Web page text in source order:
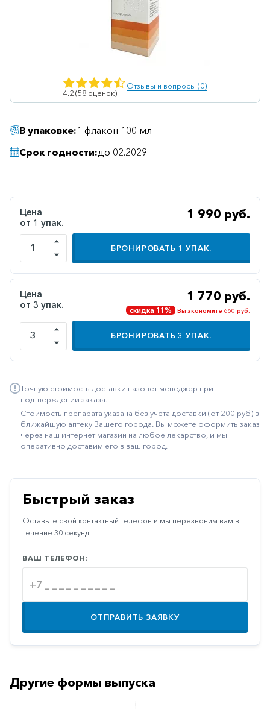
Гепатопротекторы
Диабетические
Желудочно-
кишечные
Иммунодепрессанты
Климактерические
Метаболизм
Минеральный
обмен
средства
Неврологические
Остеопороз
Паркинсон
Противоаллергические
Противовирусные
Противогрибковые
Противоопухолевые
Противоподагрические
Противорвотные
4.2 (58 оценок)
Отзывы и вопросы (0)
В упаковке:1 флакон 100 мл
Срок годности:до 02.2029
Цена
от 1 упак.
1 990 руб.
БРОНИРОВАТЬ 1 УПАК.
Цена
от 3 упак.
1 770 руб.
скидка 11% Вы экономите 660 руб.
БРОНИРОВАТЬ3 УПАК.
Точную стоимость доставки назовет менеджер при
подтверждении заказа.
Стоимость препарата указана без учёта доставки (от 200 руб) в
ближайшую аптеку Вашего города. Вы можете оформить заказ
через наш интернет магазин на любое лекарство, и мы
оперативно доставим его в ваш город.
Быстрый заказ
Оставьте свой контактный телефон и мы перезвоним вам в
течение 30 секунд.
ВАШ ТЕЛЕФОН:
ОТПРАВИТЬ ЗАЯВКУ
Другие формы выпуска